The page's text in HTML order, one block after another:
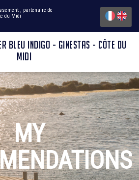
, partenaire de
du Midi
BLEU INDIGO - GINESTAS - CÔTE DU
MIDI
MY